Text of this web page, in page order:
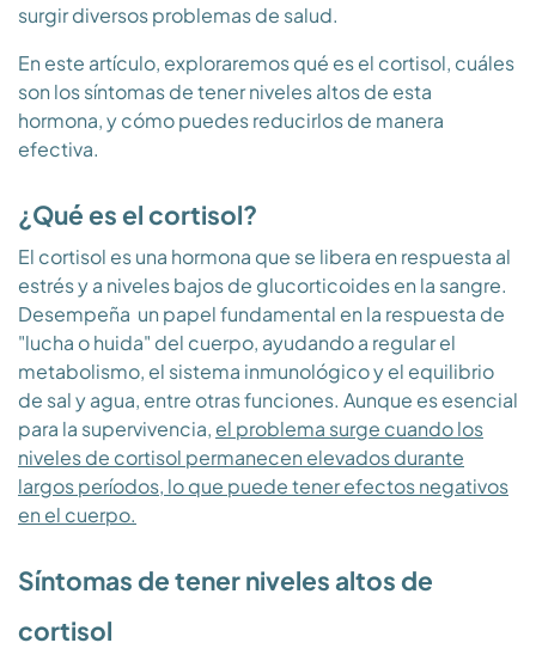
surgir diversos problemas de salud.
En este artículo, exploraremos qué es el cortisol, cuáles
son los síntomas de tener niveles altos de esta
hormona, y cómo puedes reducirlos de manera
efectiva.
¿Qué es el cortisol?
El cortisol es una hormona que se libera en respuesta al
estrés y a niveles bajos de glucorticoides en la sangre.
Desempeña un papel fundamental en la respuesta de
"lucha o huida" del cuerpo, ayudando a regular el
metabolismo, el sistema inmunológico y el equilibrio
de sal y agua, entre otras funciones. Aunque es esencial
para la supervivencia, el problema surge cuando los
niveles de cortisol permanecen elevados durante
largos períodos, lo que puede tener efectos negativos
en el cuerpo.
Síntomas de tener niveles altos de
cortisol